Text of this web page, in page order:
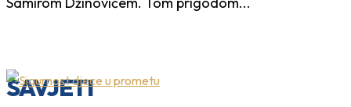
SAVJETI